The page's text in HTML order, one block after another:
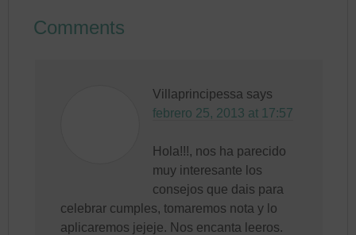
Comments
Villaprincipessa says
febrero 25, 2013 at 17:57
Hola!!!, nos ha parecido
muy interesante los
consejos que dais para
celebrar cumples, tomaremos nota y lo
aplicaremos jejeje. Nos encanta leeros.